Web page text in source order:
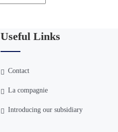
Useful Links
Contact
La compagnie
Introducing our subsidiary